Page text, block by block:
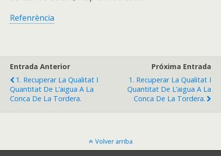
Refenrència
Entrada Anterior
1. Recuperar La Qualitat I
Quantitat De L’aigua A La
Conca De La Tordera.
Próxima Entrada
1. Recuperar La Qualitat I
Quantitat De L’aigua A La
Conca De La Tordera.
Volver arriba